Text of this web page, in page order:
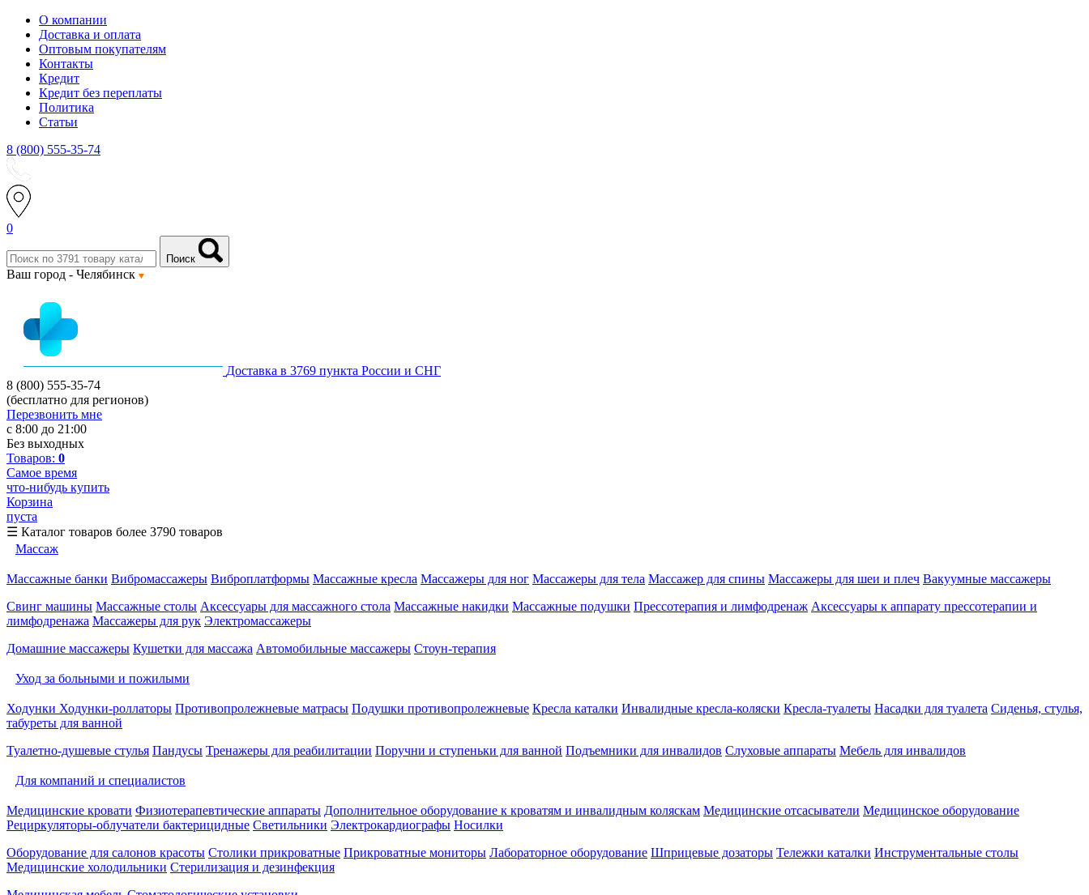
О компании
Доставка и оплата
Оптовым покупателям
Контакты
Кредит
Кредит без переплаты
Политика
Статьи
8 (800) 555-35-74
0
Поиск
Ваш город - Челябинск
Доставка в 3769 пункта России и СНГ
8 (800) 555-35-74
(бесплатно для регионов)
Перезвонить мне
с 8:00 до 21:00
Без выходных
Товаров: 0
Самое время
что-нибудь купить
Корзина
пуста
☰ Каталог товаров более 3790 товаров
Массаж
Массажные банки Вибромассажеры Виброплатформы Массажные кресла Массажеры для ног Массажеры для тела Массажер для спины Массажеры для шеи и плеч Вакуумные массажеры
Свинг машины Массажные столы Аксессуары для массажного стола Массажные накидки Массажные подушки Прессотерапия и лимфодренаж Аксессуары к аппарату прессотерапии и
лимфодренажа Массажеры для рук Электромассажеры
Домашние массажеры Кушетки для массажа Автомобильные массажеры Стоун-терапия
Уход за больными и пожилыми
Ходунки Ходунки-роллаторы Противопролежневые матрасы Подушки противопролежневые Кресла каталки Инвалидные кресла-коляски Кресла-туалеты Насадки для туалета Сиденья, стулья,
табуреты для ванной
Туалетно-душевые стулья Пандусы Тренажеры для реабилитации Поручни и ступеньки для ванной Подъемники для инвалидов Слуховые аппараты Мебель для инвалидов
Для компаний и специалистов
Медицинские кровати Физиотерапевтические аппараты Дополнительное оборудование к кроватям и инвалидным коляскам Медицинские отсасыватели Медицинское оборудование
Рециркуляторы-облучатели бактерицидные Светильники Электрокардиографы Носилки
Оборудование для салонов красоты Столики прикроватные Прикроватные мониторы Лабораторное оборудование Шприцевые дозаторы Тележки каталки Инструментальные столы
Медицинские холодильники Стерилизация и дезинфекция